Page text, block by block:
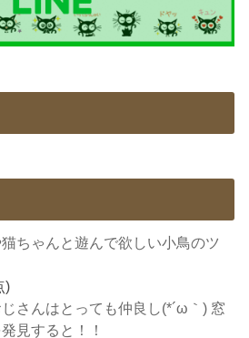
ちゃんと遊んで欲しい小鳥のツ
)
さんはとっても仲良し(*´ω｀) 窓
見すると！！